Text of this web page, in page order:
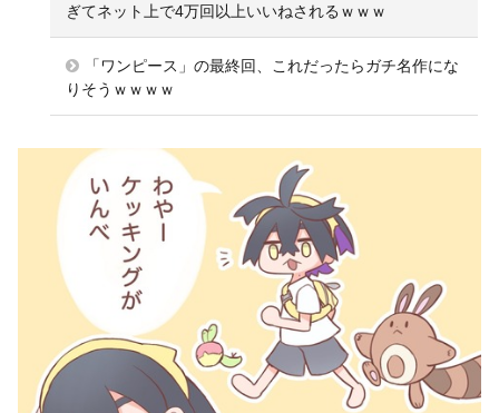
ぎてネット上で4万回以上いいねされるｗｗｗ
「ワンピース」の最終回、これだったらガチ名作にな
りそうｗｗｗｗ